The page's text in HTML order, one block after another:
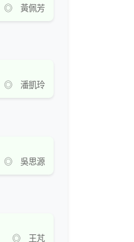
◎ 黃佩芳
◎ 潘凱玲
◎ 吳思源
◎ 王芃